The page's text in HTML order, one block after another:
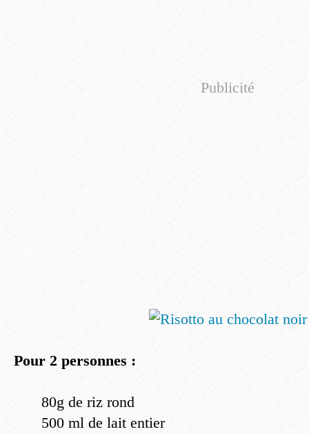
Publicité
Pour 2 personnes :
80g de riz rond
500 ml de lait entier